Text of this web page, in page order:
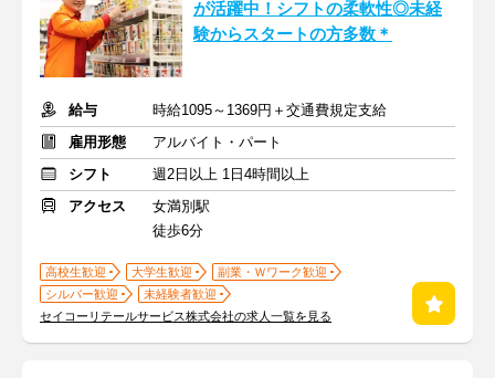
が活躍中！シフトの柔軟性◎未経
験からスタートの方多数＊
給与
時給1095～1369円＋交通費規定支給
雇用形態
アルバイト・パート
シフト
週2日以上 1日4時間以上
アクセス
女満別駅
徒歩6分
高校生歓迎 大学生歓迎
副業・Ｗワーク歓迎
シルバー歓迎
未経験者歓迎
セイコーリテールサービス株式会社の求人一覧を見る